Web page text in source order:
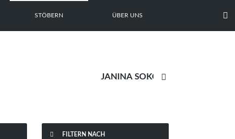
STÖBERN ÜBER UNS 

 FILTERN NACH